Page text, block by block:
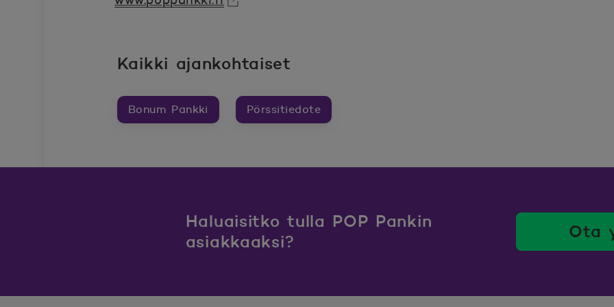
Kaikki ajankohtaiset
Bonum Pankki Pörssitiedote
Haluaisitko tulla POP Pankin
asiakkaaksi?
Ota